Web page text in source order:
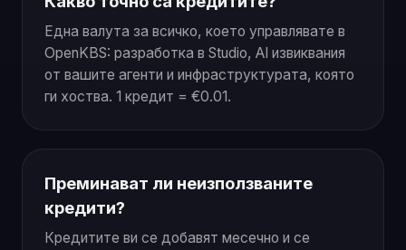
Една валута за всичко, което управлявате в
OpenKBS: разработка в Studio, AI извиквания
от вашите агенти и инфраструктурата, която
ги хоства. 1 кредит = €0.01.
Преминават ли неизползваните
кредити?
Кредитите ви се добавят месечно и се